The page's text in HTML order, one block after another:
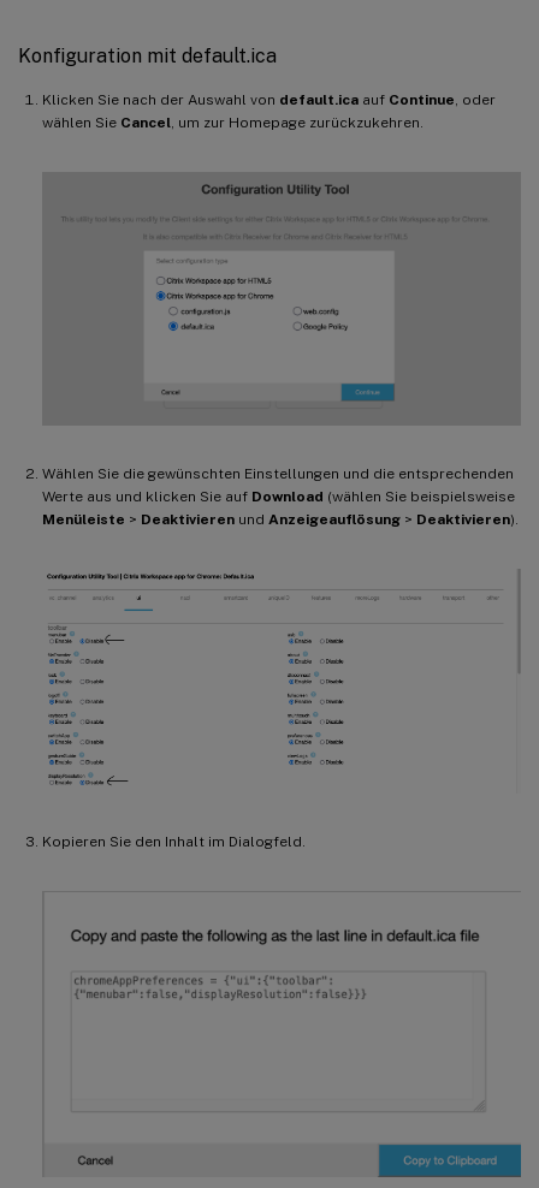
Konfiguration mit default.ica
Klicken Sie nach der Auswahl von default.ica auf Continue, oder
wählen Sie Cancel, um zur Homepage zurückzukehren.
Wählen Sie die gewünschten Einstellungen und die entsprechenden
Werte aus und klicken Sie auf Download (wählen Sie beispielsweise
Menüleiste > Deaktivieren und Anzeigeauflösung > Deaktivieren).
Kopieren Sie den Inhalt im Dialogfeld.